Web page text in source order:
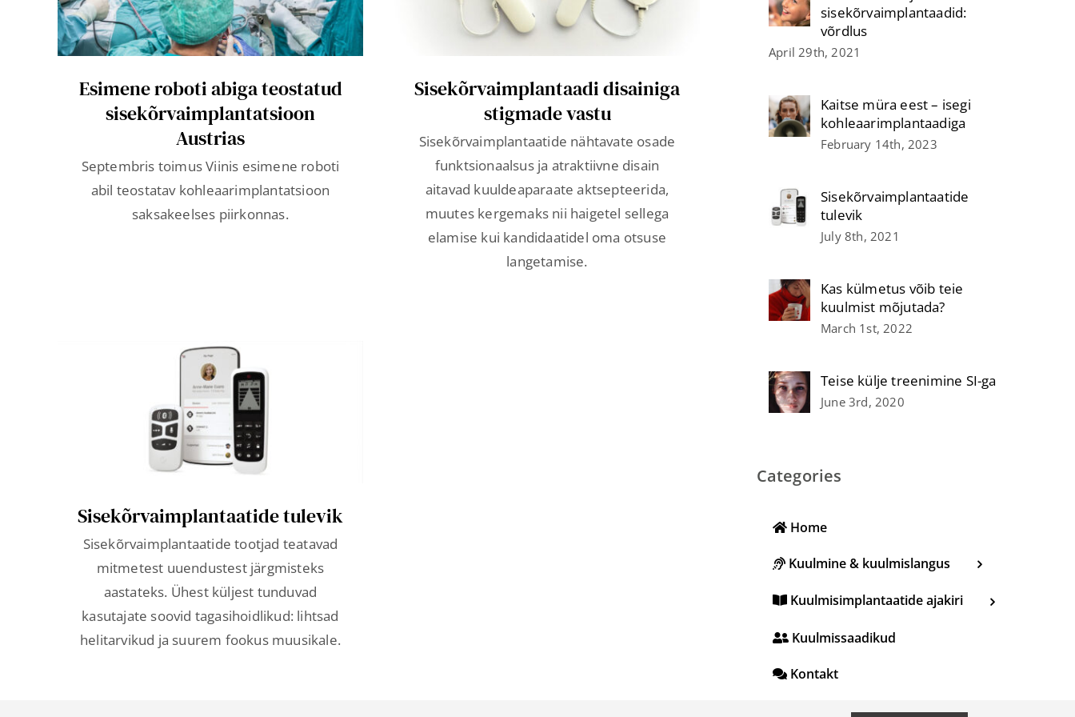
Esimene roboti abiga teostatud
sisekõrvaimplantatsioon
Austrias
Septembris toimus Viinis esimene roboti
abil teostatav kohleaarimplantatsioon
saksakeelses piirkonnas.
Sisekõrvaimplantaadi disainiga
stigmade vastu
Sisekõrvaimplantaatide nähtavate osade
funktsionaalsus ja atraktiivne disain
aitavad kuuldeaparaate aktsepteerida,
muutes kergemaks nii haigetel sellega
elamise kui kandidaatidel oma otsuse
langetamise.
Sisekõrvaimplantaatide tulevik
Sisekõrvaimplantaatide tootjad teatavad
mitmetest uuendustest järgmisteks
aastateks. Ühest küljest tunduvad
kasutajate soovid tagasihoidlikud: lihtsad
helitarvikud ja suurem fookus muusikale.
sisekõrvaimplantaadid:
võrdlus
April 29th, 2021
Kaitse müra eest – isegi
kohleaarimplantaadiga
February 14th, 2023
Sisekõrvaimplantaatide
tulevik
July 8th, 2021
Kas külmetus võib teie
kuulmist mõjutada?
March 1st, 2022
Teise külje treenimine SI-ga
June 3rd, 2020
Categories
Home
Kuulmine & kuulmislangus
Kuulmisimplantaatide ajakiri
Kuulmissaadikud
Kontakt